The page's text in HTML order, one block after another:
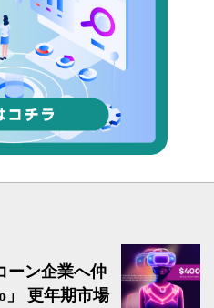
ーン企業へ仲
」 更年期市場